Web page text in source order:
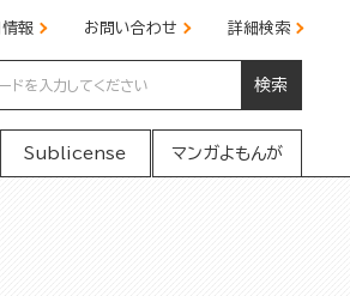
報 お問い合わせ 詳細検索
検索
Sublicense マンガよもんが